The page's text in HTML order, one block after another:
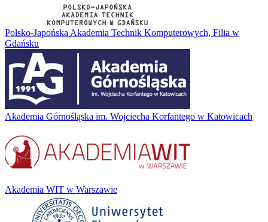
Polsko-Japońska Akademia Technik Komputerowych, Filia w
Gdańsku
Akademia Górnośląska im. Wojciecha Korfantego w Katowicach
Akademia WIT w Warszawie